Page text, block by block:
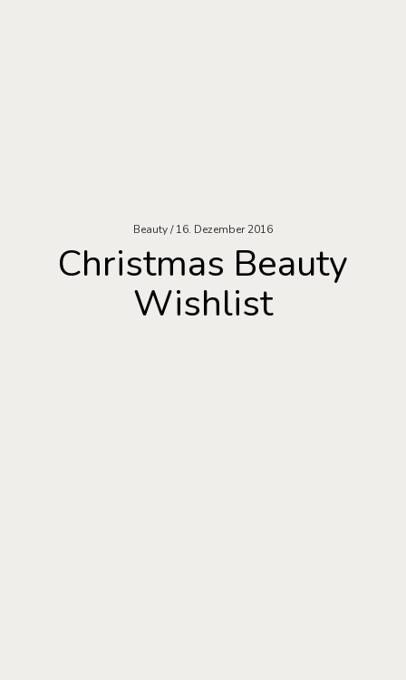
Beauty 16. Dezember 2016
Christmas Beauty
Wishlist